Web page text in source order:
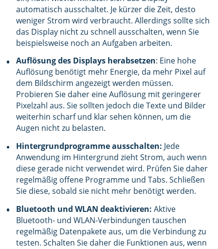
automatisch ausschaltet. Je kürzer die Zeit, desto
weniger Strom wird verbraucht. Allerdings sollte sich
das Display nicht zu schnell ausschalten, wenn Sie
beispielsweise noch an Aufgaben arbeiten.
Auflösung des Displays herabsetzen: Eine hohe
Auflösung benötigt mehr Energie, da mehr Pixel auf
dem Bildschirm angezeigt werden müssen.
Probieren Sie daher eine Auflösung mit geringerer
Pixelzahl aus. Sie sollten jedoch die Texte und Bilder
weiterhin scharf und klar sehen können, um die
Augen nicht zu belasten.
Hintergrundprogramme ausschalten: Jede
Anwendung im Hintergrund zieht Strom, auch wenn
diese gerade nicht verwendet wird. Prüfen Sie daher
regelmäßig offene Programme und Tabs. Schließen
Sie diese, sobald sie nicht mehr benötigt werden.
Bluetooth und WLAN deaktivieren:Aktive
Bluetooth- und WLAN-Verbindungen tauschen
regelmäßig Datenpakete aus, um die Verbindung zu
testen. Schalten Sie daher die Funktionen aus, wenn